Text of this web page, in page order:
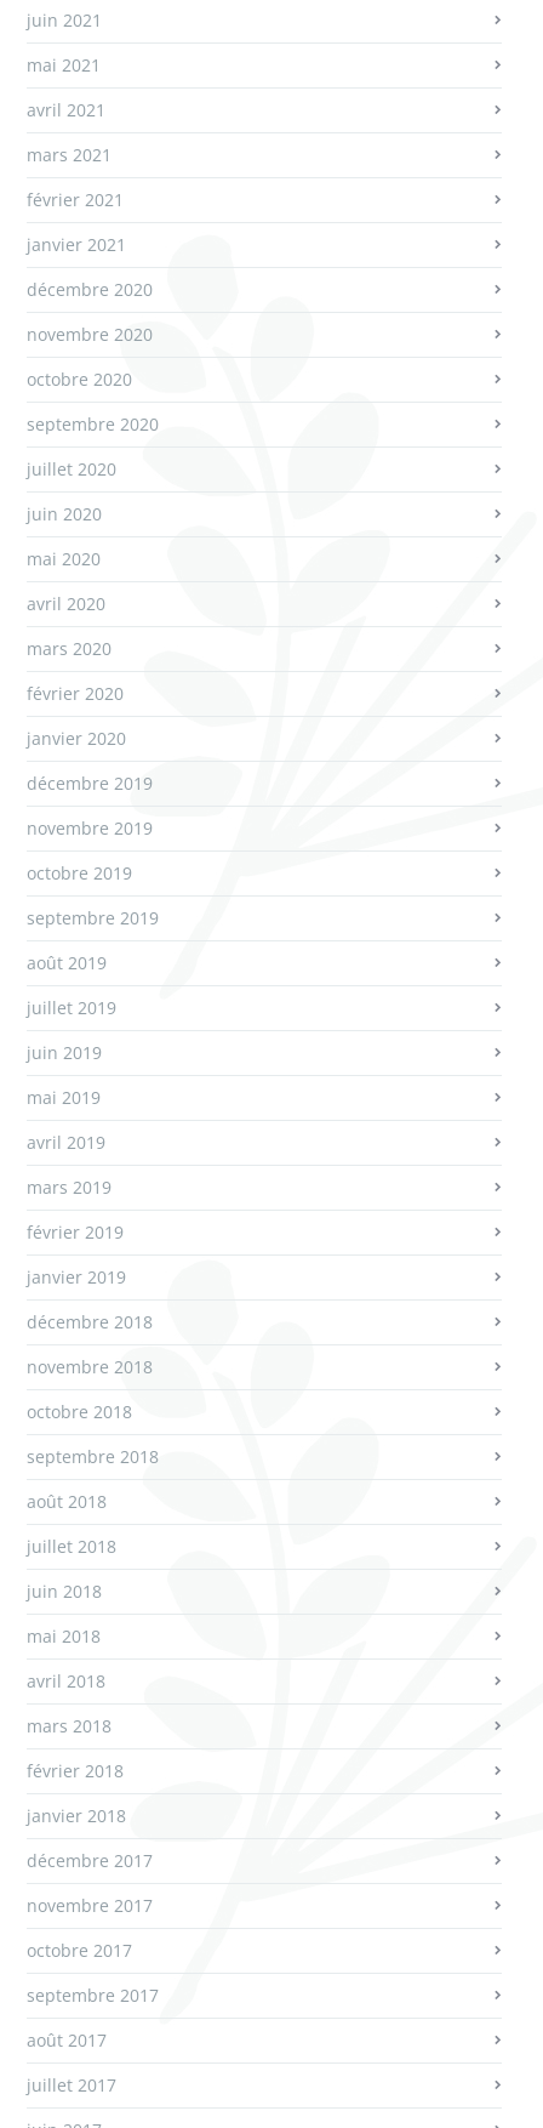
juin 2021
mai 2021
avril 2021
mars 2021
février 2021
janvier 2021
décembre 2020
novembre 2020
octobre 2020
septembre 2020
juillet 2020
juin 2020
mai 2020
avril 2020
mars 2020
février 2020
janvier 2020
décembre 2019
novembre 2019
octobre 2019
septembre 2019
août 2019
juillet 2019
juin 2019
mai 2019
avril 2019
mars 2019
février 2019
janvier 2019
décembre 2018
novembre 2018
octobre 2018
septembre 2018
août 2018
juillet 2018
juin 2018
mai 2018
avril 2018
mars 2018
février 2018
janvier 2018
décembre 2017
novembre 2017
octobre 2017
septembre 2017
août 2017
juillet 2017